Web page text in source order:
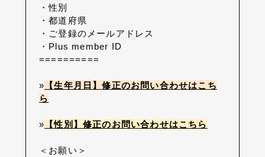
・性別
・都道府県
・ご登録のメールアドレス
・Plus member ID
==========
» 【生年月日】修正のお問い合わせはこち
ら
» 【性別】修正のお問い合わせはこちら
＜お願い＞